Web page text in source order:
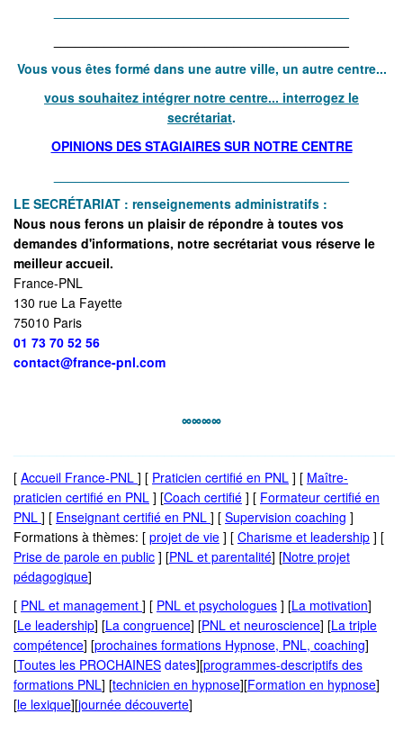
Vous vous êtes formé dans une autre ville, un autre centre...
vous souhaitez intégrer notre centre... interrogez le
secrétariat.
OPINIONS DES STAGIAIRES SUR NOTRE CENTRE
LE SECRÉTARIAT : renseignements administratifs :
Nous nous ferons un plaisir de répondre à toutes vos
demandes d'informations, notre secrétariat vous réserve le
meilleur accueil.
France-PNL
130 rue La Fayette
75010 Paris
01 73 70 52 56
contact@france-pnl.com
∞∞∞∞
[ Accueil France-PNL ] [ Praticien certifié en PNL ] [ Maître-
praticien certifié en PNL ] [Coach certifié ] [ Formateur certifié en
PNL ] [ Enseignant certifié en PNL ] [ Supervision coaching ]
Formations à thèmes: [ projet de vie ] [ Charisme et leadership ] [
Prise de parole en public ] [PNL et parentalité] [Notre projet
pédagogique]
[ PNL et management ] [ PNL et psychologues ] [La motivation]
[Le leadership] [La congruence] [PNL et neuroscience] [La triple
compétence] [prochaines formations Hypnose, PNL, coaching]
[Toutes les PROCHAINES dates][programmes-descriptifs des
formations PNL] [technicien en hypnose][Formation en hypnose]
[le lexique][journée découverte]